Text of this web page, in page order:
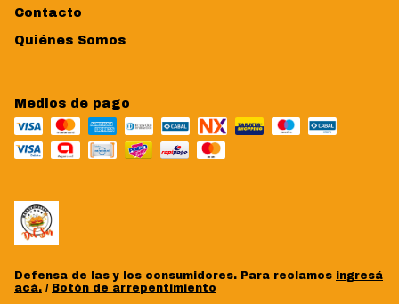
Contacto
Quiénes Somos
Medios de pago
Defensa de las y los consumidores. Para reclamos ingresá
acá. / Botón de arrepentimiento